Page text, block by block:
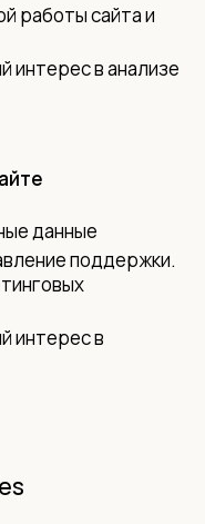
работы сайта и
интерес в анализе
данные
поддержки.
интерес в